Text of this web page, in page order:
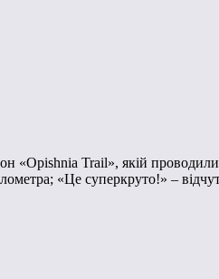
«Opishnia Trail», якій
«Це суперкруто!» –